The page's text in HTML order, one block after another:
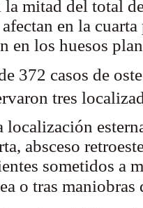
mitad del total
en la
en los huesos
372 casos de
tres
localización
absceso
sometidos a
o tras